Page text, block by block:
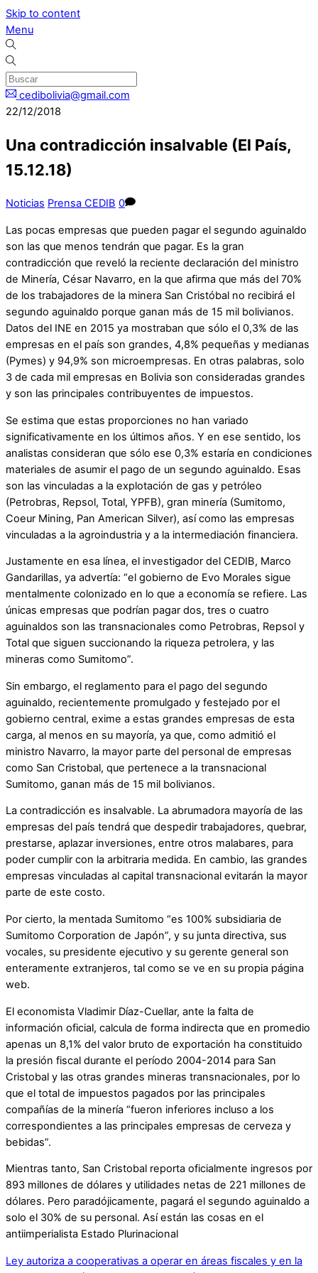
Skip to content
Menu
cedibolivia@gmail.com
22/12/2018
Una contradicción insalvable (El País,
15.12.18)
Noticias Prensa CEDIB 0
Las pocas empresas que pueden pagar el segundo aguinaldo
son las que menos tendrán que pagar. Es la gran
contradicción que reveló la reciente declaración del ministro
de Minería, César Navarro, en la que afirma que más del 70%
de los trabajadores de la minera San Cristóbal no recibirá el
segundo aguinaldo porque ganan más de 15 mil bolivianos.
Datos del INE en 2015 ya mostraban que sólo el 0,3% de las
empresas en el país son grandes, 4,8% pequeñas y medianas
(Pymes) y 94,9% son microempresas. En otras palabras, solo
3 de cada mil empresas en Bolivia son consideradas grandes
y son las principales contribuyentes de impuestos.
Se estima que estas proporciones no han variado
significativamente en los últimos años. Y en ese sentido, los
analistas consideran que sólo ese 0,3% estaría en condiciones
materiales de asumir el pago de un segundo aguinaldo. Esas
son las vinculadas a la explotación de gas y petróleo
(Petrobras, Repsol, Total, YPFB), gran minería (Sumitomo,
Coeur Mining, Pan American Silver), así como las empresas
vinculadas a la agroindustria y a la intermediación financiera.
Justamente en esa línea, el investigador del CEDIB, Marco
Gandarillas, ya advertía: “el gobierno de Evo Morales sigue
mentalmente colonizado en lo que a economía se refiere. Las
únicas empresas que podrían pagar dos, tres o cuatro
aguinaldos son las transnacionales como Petrobras, Repsol y
Total que siguen succionando la riqueza petrolera, y las
mineras como Sumitomo”.
Sin embargo, el reglamento para el pago del segundo
aguinaldo, recientemente promulgado y festejado por el
gobierno central, exime a estas grandes empresas de esta
carga, al menos en su mayoría, ya que, como admitió el
ministro Navarro, la mayor parte del personal de empresas
como San Cristobal, que pertenece a la transnacional
Sumitomo, ganan más de 15 mil bolivianos.
La contradicción es insalvable. La abrumadora mayoría de las
empresas del país tendrá que despedir trabajadores, quebrar,
prestarse, aplazar inversiones, entre otros malabares, para
poder cumplir con la arbitraria medida. En cambio, las grandes
empresas vinculadas al capital transnacional evitarán la mayor
parte de este costo.
Por cierto, la mentada Sumitomo “es 100% subsidiaria de
Sumitomo Corporation de Japón”, y su junta directiva, sus
vocales, su presidente ejecutivo y su gerente general son
enteramente extranjeros, tal como se ve en su propia página
web.
El economista Vladimir Díaz-Cuellar, ante la falta de
información oficial, calcula de forma indirecta que en promedio
apenas un 8,1% del valor bruto de exportación ha constituido
la presión fiscal durante el período 2004-2014 para San
Cristobal y las otras grandes mineras transnacionales, por lo
que el total de impuestos pagados por las principales
compañías de la minería “fueron inferiores incluso a los
correspondientes a las principales empresas de cerveza y
bebidas”.
Mientras tanto, San Cristobal reporta oficialmente ingresos por
893 millones de dólares y utilidades netas de 221 millones de
dólares. Pero paradójicamente, pagará el segundo aguinaldo a
solo el 30% de su personal. Así están las cosas en el
antiimperialista Estado Plurinacional
Ley autoriza a cooperativas a operar en áreas fiscales y en la